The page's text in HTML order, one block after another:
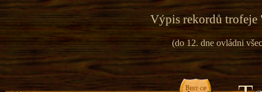
Výpis rekordů trofeje
(do 12. dne ovládni